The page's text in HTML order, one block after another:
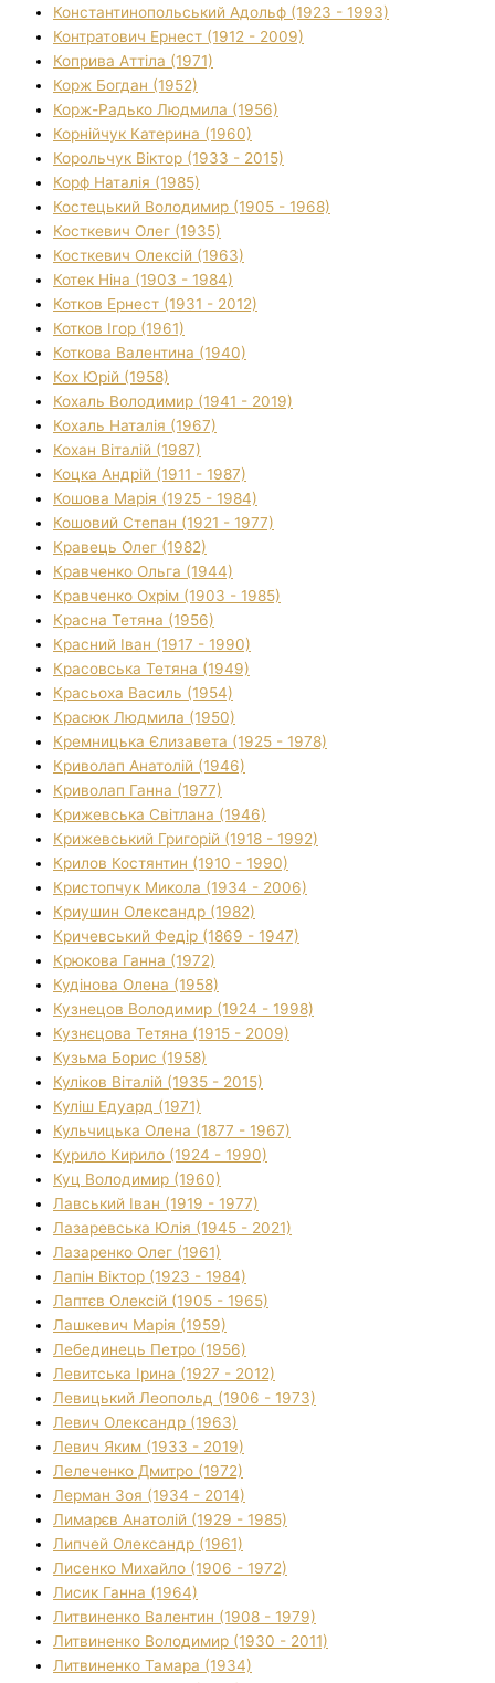
Константинопольський Адольф (1923 - 1993)
Контратович Ернест (1912 - 2009)
Коприва Аттіла (1971)
Корж Богдан (1952)
Корж-Радько Людмила (1956)
Корнійчук Катерина (1960)
Корольчук Віктор (1933 - 2015)
Корф Наталія (1985)
Костецький Володимир (1905 - 1968)
Косткевич Олег (1935)
Косткевич Олексій (1963)
Котек Ніна (1903 - 1984)
Котков Ернест (1931 - 2012)
Котков Ігор (1961)
Коткова Валентина (1940)
Кох Юрій (1958)
Кохаль Володимир (1941 - 2019)
Кохаль Наталія (1967)
Кохан Віталій (1987)
Коцка Андрій (1911 - 1987)
Кошова Марія (1925 - 1984)
Кошовий Степан (1921 - 1977)
Кравець Олег (1982)
Кравченко Ольга (1944)
Кравченко Охрім (1903 - 1985)
Красна Тетяна (1956)
Красний Іван (1917 - 1990)
Красовська Тетяна (1949)
Красьоха Василь (1954)
Красюк Людмила (1950)
Кремницька Єлизавета (1925 - 1978)
Криволап Анатолій (1946)
Криволап Ганна (1977)
Крижевська Світлана (1946)
Крижевський Григорій (1918 - 1992)
Крилов Костянтин (1910 - 1990)
Кристопчук Микола (1934 - 2006)
Криушин Олександр (1982)
Кричевський Федір (1869 - 1947)
Крюкова Ганна (1972)
Кудінова Олена (1958)
Кузнецов Володимир (1924 - 1998)
Кузнєцова Тетяна (1915 - 2009)
Кузьма Борис (1958)
Куліков Віталій (1935 - 2015)
Куліш Едуард (1971)
Кульчицька Олена (1877 - 1967)
Курило Кирило (1924 - 1990)
Куц Володимир (1960)
Лавський Іван (1919 - 1977)
Лазаревська Юлія (1945 - 2021)
Лазаренко Олег (1961)
Лапін Віктор (1923 - 1984)
Лаптєв Олексій (1905 - 1965)
Лашкевич Марія (1959)
Лебединець Петро (1956)
Левитська Ірина (1927 - 2012)
Левицький Леопольд (1906 - 1973)
Левич Олександр (1963)
Левич Яким (1933 - 2019)
Лелеченко Дмитро (1972)
Лерман Зоя (1934 - 2014)
Лимарєв Анатолій (1929 - 1985)
Липчей Олександр (1961)
Лисенко Михайло (1906 - 1972)
Лисик Ганна (1964)
Литвиненко Валентин (1908 - 1979)
Литвиненко Володимир (1930 - 2011)
Литвиненко Тамара (1934)